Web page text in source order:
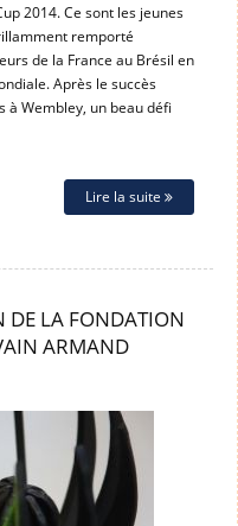
2014. Ce sont les jeunes
remporté
de la France au Brésil en
Après le succès
à Wembley, un beau défi
Lire la suite
DE LA FONDATION
ARMAND